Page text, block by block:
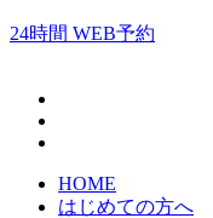
24時間 WEB予約
HOME
はじめての方へ